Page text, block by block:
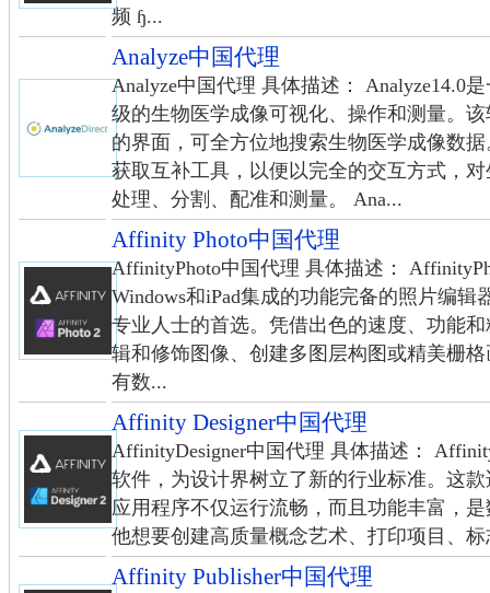
频 ɧ...
Analyze中国代理
Analyze中国代理 具体描述： Analyze14.0
级的生物医学成像可视化、操作和测量。
的界面，可全方位地搜索生物医学成像数
获取互补工具，以便以完全的交互方式，
处理、分割、配准和测量。 Ana...
Affinity Photo中国代理
AffinityPhoto中国代理 具体描述：
Windows和iPad集成的功能完备的照片编
专业人士的首选。凭借出色的速度、功能
辑和修饰图像、创建多图层构图或精美栅
有数...
Affinity Designer中国代理
AffinityDesigner中国代理 具体描述：
软件，为设计界树立了新的行业标准。这款
应用程序不仅运行流畅，而且功能丰富，
他想要创建高质量概念艺术、打印项目、
Affinity Publisher中国代理